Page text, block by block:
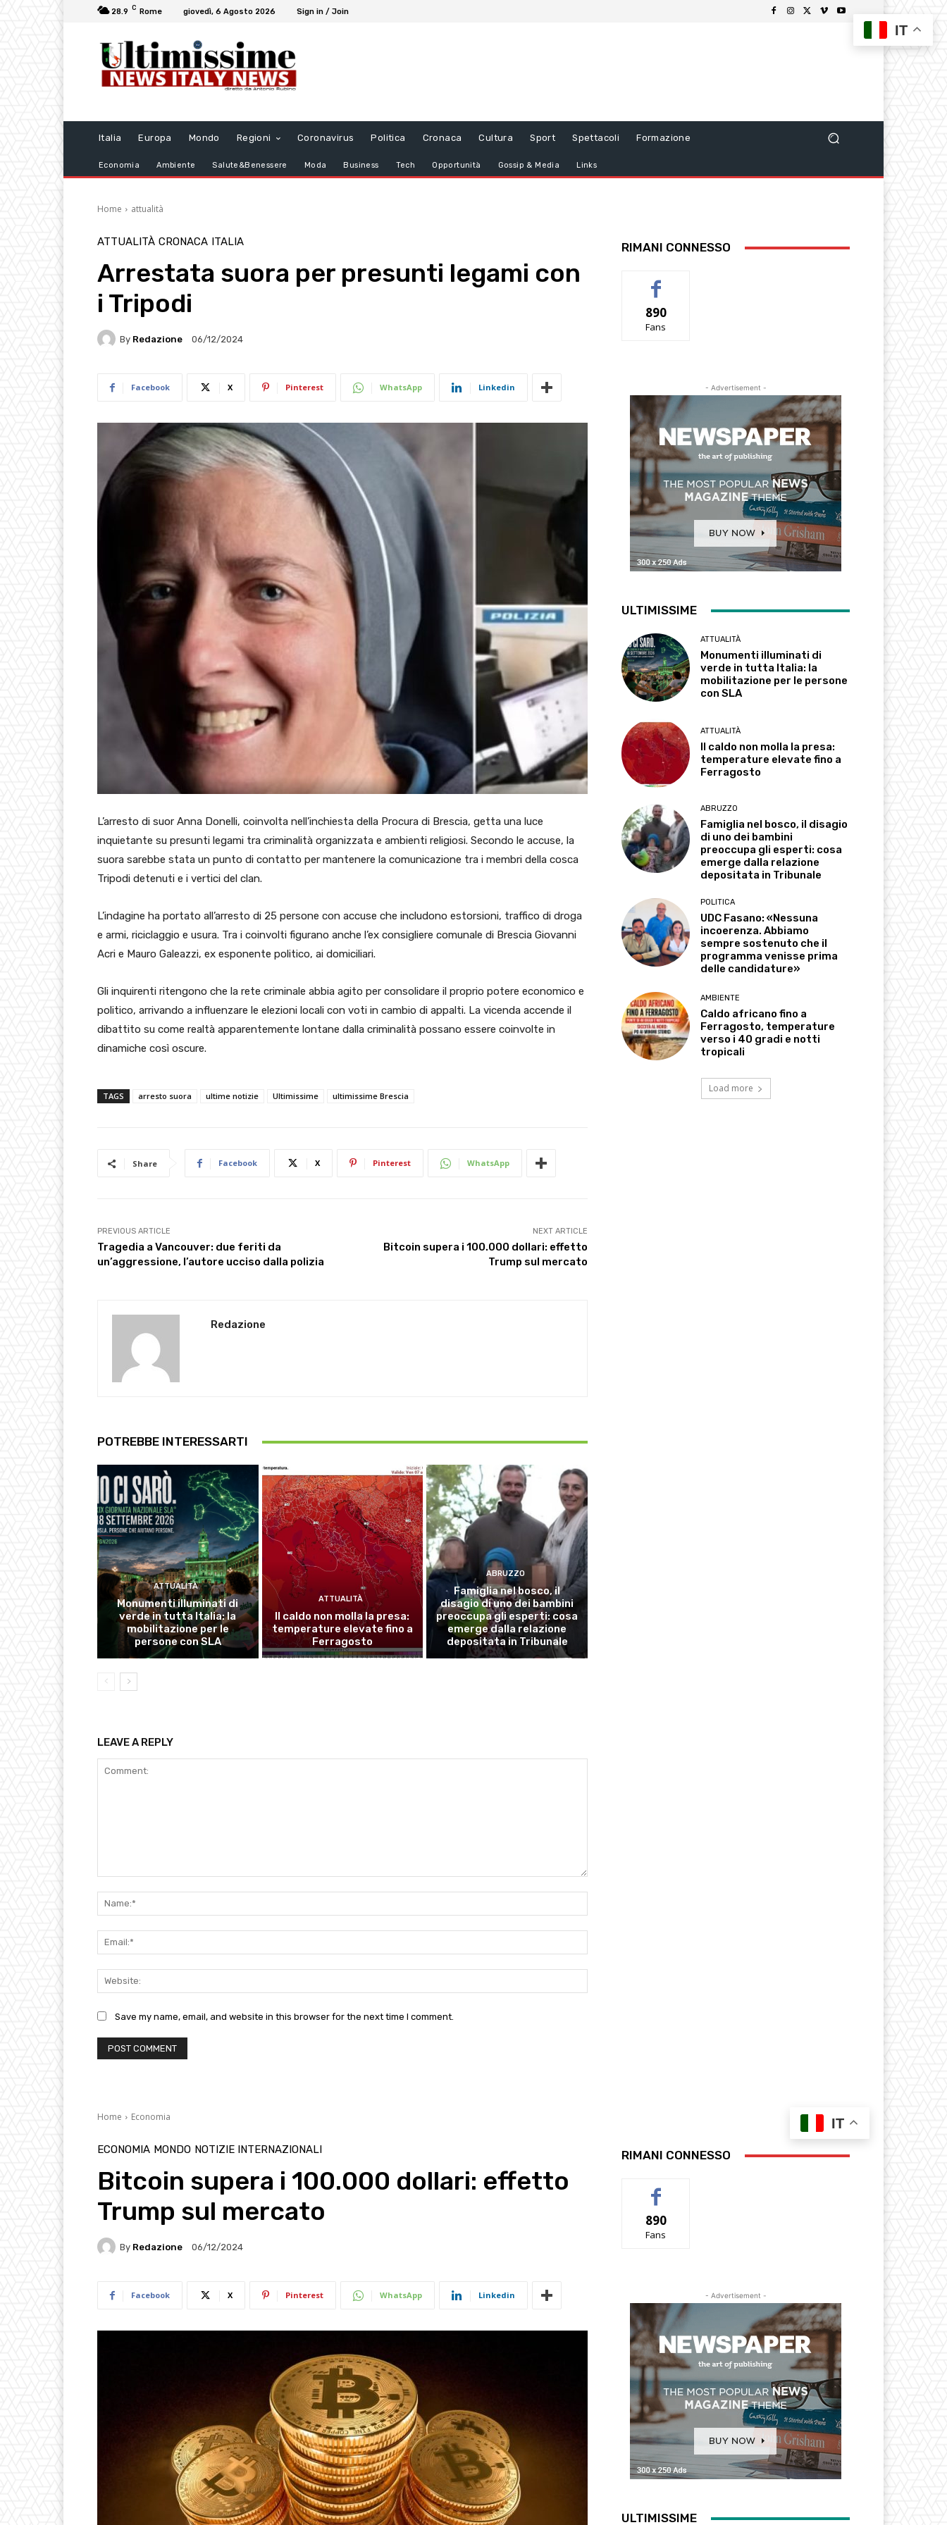
28.9 C Rome giovedì, 6 Agosto 2026 Sign in / Join
Italia Europa Mondo Regioni Coronavirus Politica Cronaca Cultura Sport Spettacoli Formazione
Economia Ambiente Salute&Benessere Moda Business Tech Opportunità Gossip & Media Links
Home attualità
ATTUALITÀ CRONACA ITALIA
Arrestata suora per presunti legami con
i Tripodi
By Redazione 06/12/2024
Facebook X Pinterest WhatsApp Linkedin
L’arresto di suor Anna Donelli, coinvolta nell’inchiesta della Procura di Brescia, getta una luce
inquietante su presunti legami tra criminalità organizzata e ambienti religiosi. Secondo le accuse, la
suora sarebbe stata un punto di contatto per mantenere la comunicazione tra i membri della cosca
Tripodi detenuti e i vertici del clan.
L’indagine ha portato all’arresto di 25 persone con accuse che includono estorsioni, traffico di droga
e armi, riciclaggio e usura. Tra i coinvolti figurano anche l’ex consigliere comunale di Brescia Giovanni
Acri e Mauro Galeazzi, ex esponente politico, ai domiciliari.
Gli inquirenti ritengono che la rete criminale abbia agito per consolidare il proprio potere economico e
politico, arrivando a influenzare le elezioni locali con voti in cambio di appalti. La vicenda accende il
dibattito su come realtà apparentemente lontane dalla criminalità possano essere coinvolte in
dinamiche così oscure.
TAGS arresto suora ultime notizie Ultimissime ultimissime Brescia
Share Facebook X Pinterest WhatsApp
PREVIOUS ARTICLE
Tragedia a Vancouver: due feriti da
un’aggressione, l’autore ucciso dalla polizia
NEXT ARTICLE
Bitcoin supera i 100.000 dollari: effetto
Trump sul mercato
Redazione
POTREBBE INTERESSARTI
ATTUALITÀ
Monumenti illuminati di
verde in tutta Italia: la
mobilitazione per le
persone con SLA
ATTUALITÀ
Il caldo non molla la presa:
temperature elevate fino a
Ferragosto
ABRUZZO
Famiglia nel bosco, il
disagio di uno dei bambini
preoccupa gli esperti: cosa
emerge dalla relazione
depositata in Tribunale
LEAVE A REPLY
Save my name, email, and website in this browser for the next time I comment.
RIMANI CONNESSO
890
Fans
- Advertisement -
ULTIMISSIME
ATTUALITÀ
Monumenti illuminati di
verde in tutta Italia: la
mobilitazione per le persone
con SLA
ATTUALITÀ
Il caldo non molla la presa:
temperature elevate fino a
Ferragosto
ABRUZZO
Famiglia nel bosco, il disagio
di uno dei bambini
preoccupa gli esperti: cosa
emerge dalla relazione
depositata in Tribunale
POLITICA
UDC Fasano: «Nessuna
incoerenza. Abbiamo
sempre sostenuto che il
programma venisse prima
delle candidature»
AMBIENTE
Caldo africano fino a
Ferragosto, temperature
verso i 40 gradi e notti
tropicali
Load more
IT